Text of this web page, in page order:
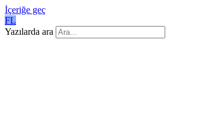
İçeriğe geç
FL
Yazılarda ara